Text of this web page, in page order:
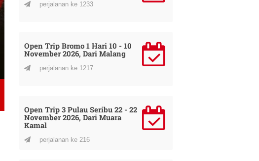
perjalanan ke 1233
Open Trip Bromo 1 Hari 10 - 10
November 2026, Dari Malang
perjalanan ke 1217
Open Trip 3 Pulau Seribu 22 - 22
November 2026, Dari Muara
Kamal
perjalanan ke 216